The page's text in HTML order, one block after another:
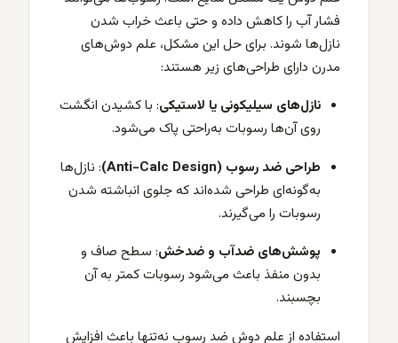
فشار آب را کاهش داده و حتی باعث خراب شدن
نازل‌ها شوند. برای حل این مشکل، علم دوش‌های
مدرن دارای طراحی‌های زیر هستند:
نازل‌های سیلیکونی یا لاستیکی: با کشیدن انگشت
روی آن‌ها رسوبات به‌راحتی پاک می‌شود.
طراحی ضد رسوب (Anti-Calc Design)
: نازل‌ها
به‌گونه‌ای طراحی شده‌اند که جلوی انباشته شدن
رسوبات را می‌گیرند.
پوشش‌های ضدآب و ضدخش: سطح صاف و
بدون منفذ باعث می‌شود رسوبات کمتر به آن
بچسبند.
استفاده از علم دوش ضد رسوب نه‌تنها باعث افزایش